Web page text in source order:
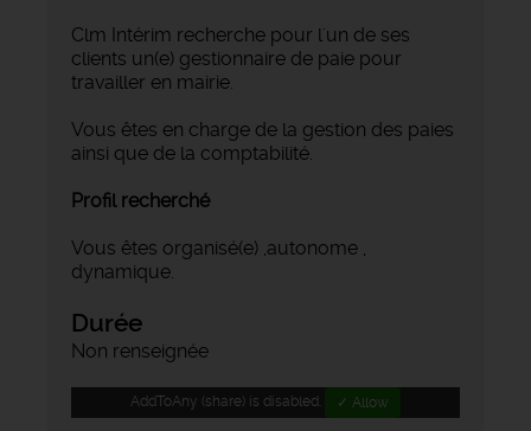
Clm Intérim recherche pour l'un de ses
clients un(e) gestionnaire de paie pour
travailler en mairie.
Vous êtes en charge de la gestion des paies
ainsi que de la comptabilité.
Profil recherché
Vous êtes organisé(e) ,autonome ,
dynamique.
Durée
Non renseignée
AddToAny (share) is disabled. ✓ Allow